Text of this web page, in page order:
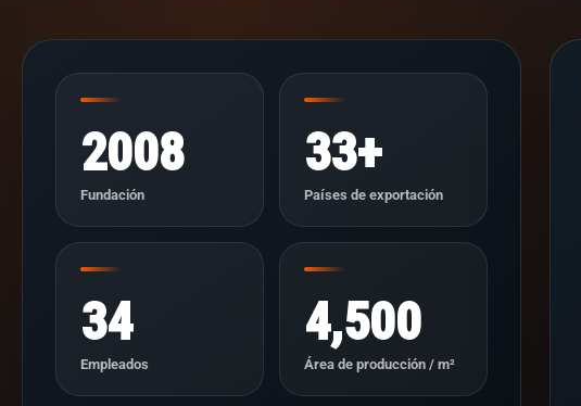
2008
Fundación
33+
Países de exportación
34
Empleados
4,500
Área de producción / m²